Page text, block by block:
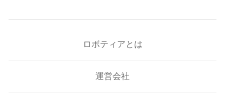
ロボティアとは
運営会社